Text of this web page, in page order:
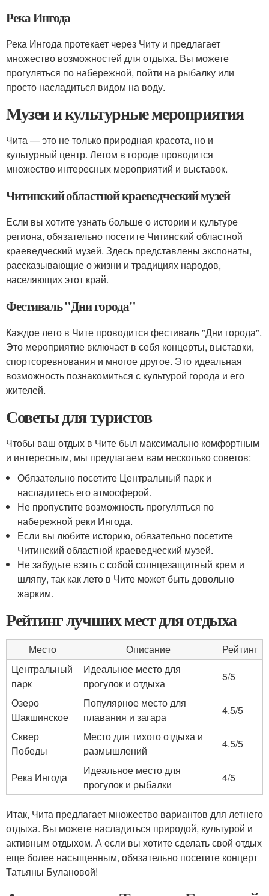
Река Ингода
Река Ингода протекает через Читу и предлагает
множество возможностей для отдыха. Вы можете
прогуляться по набережной, пойти на рыбалку или
просто насладиться видом на воду.
Музеи и культурные мероприятия
Чита — это не только природная красота, но и
культурный центр. Летом в городе проводится
множество интересных мероприятий и выставок.
Читинский областной краеведческий музей
Если вы хотите узнать больше о истории и культуре
региона, обязательно посетите Читинский областной
краеведческий музей. Здесь представлены экспонаты,
рассказывающие о жизни и традициях народов,
населяющих этот край.
Фестиваль "Дни города"
Каждое лето в Чите проводится фестиваль "Дни города".
Это мероприятие включает в себя концерты, выставки,
спортсоревнования и многое другое. Это идеальная
возможность познакомиться с культурой города и его
жителей.
Советы для туристов
Чтобы ваш отдых в Чите был максимально комфортным
и интересным, мы предлагаем вам несколько советов:
Обязательно посетите Центральный парк и
насладитесь его атмосферой.
Не пропустите возможность прогуляться по
набережной реки Ингода.
Если вы любите историю, обязательно посетите
Читинский областной краеведческий музей.
Не забудьте взять с собой солнцезащитный крем и
шляпу, так как лето в Чите может быть довольно
жарким.
Рейтинг лучших мест для отдыха
Место Описание
Рейтинг
Центральный
парк
Идеальное место для
прогулок и отдыха
5/5
Озеро
Шакшинское
Популярное место для
плавания и загара
4.5/5
Сквер
Победы
Место для тихого отдыха и
размышлений
4.5/5
Река Ингода
Идеальное место для
прогулок и рыбалки
4/5
Итак, Чита предлагает множество вариантов для летнего
отдыха. Вы можете насладиться природой, культурой и
активным отдыхом. А если вы хотите сделать свой отдых
еще более насыщенным, обязательно посетите концерт
Татьяны Булановой!